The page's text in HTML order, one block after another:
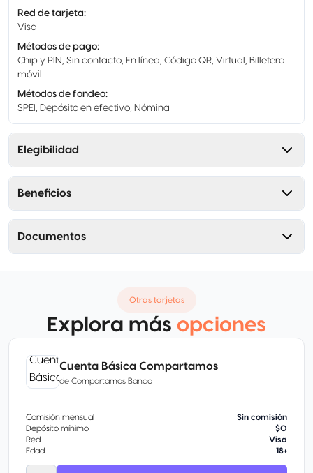
Red de tarjeta:
Visa
Métodos de pago:
Chip y PIN, Sin contacto, En línea, Código QR, Virtual, Billetera
móvil
Métodos de fondeo:
SPEI, Depósito en efectivo, Nómina
Elegibilidad
Beneficios
Documentos
Otras tarjetas
Explora más opciones
Cuenta Básica Compartamos
de Compartamos Banco
Comisión mensual
Sin comisión
Depósito mínimo
$0
Red
Visa
Edad
18+